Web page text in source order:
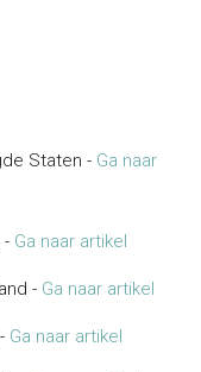
Staten - Ga naar
- Ga naar artikel
- Ga naar artikel
Ga naar artikel